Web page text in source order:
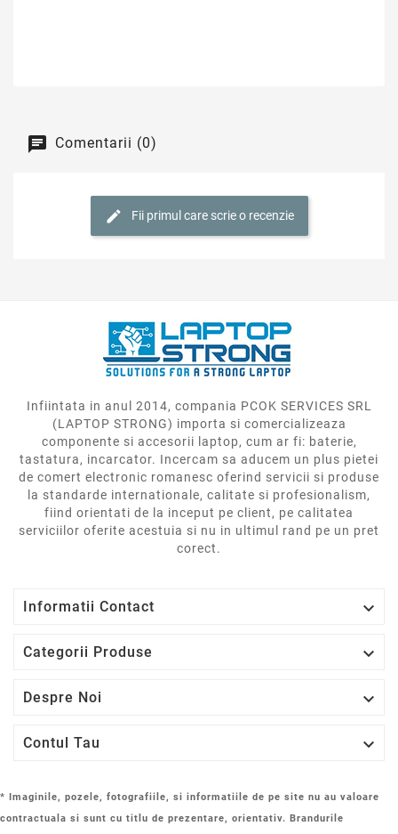
Comentarii (0)
Fii primul care scrie o recenzie
Infiintata in anul 2014, compania PCOK SERVICES SRL
(LAPTOP STRONG) importa si comercializeaza
componente si accesorii laptop, cum ar fi: baterie,
tastatura, incarcator. Incercam sa aducem un plus pietei
de comert electronic romanesc oferind servicii si produse
la standarde internationale, calitate si profesionalism,
fiind orientati de la inceput pe client, pe calitatea
serviciilor oferite acestuia si nu in ultimul rand pe un pret
corect.
Informatii Contact 
Categorii Produse 
Despre Noi 
Contul Tau 
* Imaginile, pozele, fotografiile, si informatiile de pe site nu au valoare
contractuala si sunt cu titlu de prezentare, orientativ. Brandurile